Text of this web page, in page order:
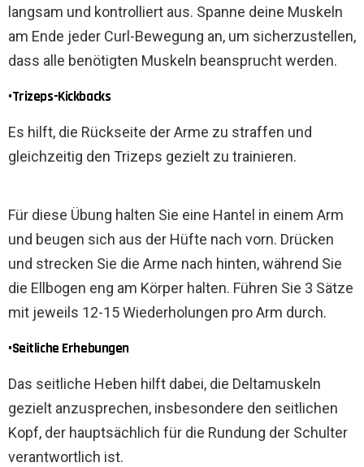
langsam und kontrolliert aus. Spanne deine Muskeln
am Ende jeder Curl-Bewegung an, um sicherzustellen,
dass alle benötigten Muskeln beansprucht werden.
•Trizeps-Kickbacks
Es hilft, die Rückseite der Arme zu straffen und
gleichzeitig den Trizeps gezielt zu trainieren.
Für diese Übung halten Sie eine Hantel in einem Arm
und beugen sich aus der Hüfte nach vorn. Drücken
und strecken Sie die Arme nach hinten, während Sie
die Ellbogen eng am Körper halten. Führen Sie 3 Sätze
mit jeweils 12-15 Wiederholungen pro Arm durch.
•Seitliche Erhebungen
Das seitliche Heben hilft dabei, die Deltamuskeln
gezielt anzusprechen, insbesondere den seitlichen
Kopf, der hauptsächlich für die Rundung der Schulter
verantwortlich ist.